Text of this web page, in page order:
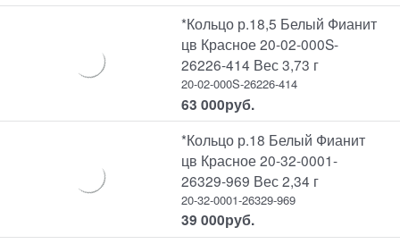
*Кольцо р.18,5 Белый Фианит
цв Красное 20-02-000S-
26226-414 Вес 3,73 г
20-02-000S-26226-414
63 000руб.
*Кольцо р.18 Белый Фианит
цв Красное 20-32-0001-
26329-969 Вес 2,34 г
20-32-0001-26329-969
39 000руб.